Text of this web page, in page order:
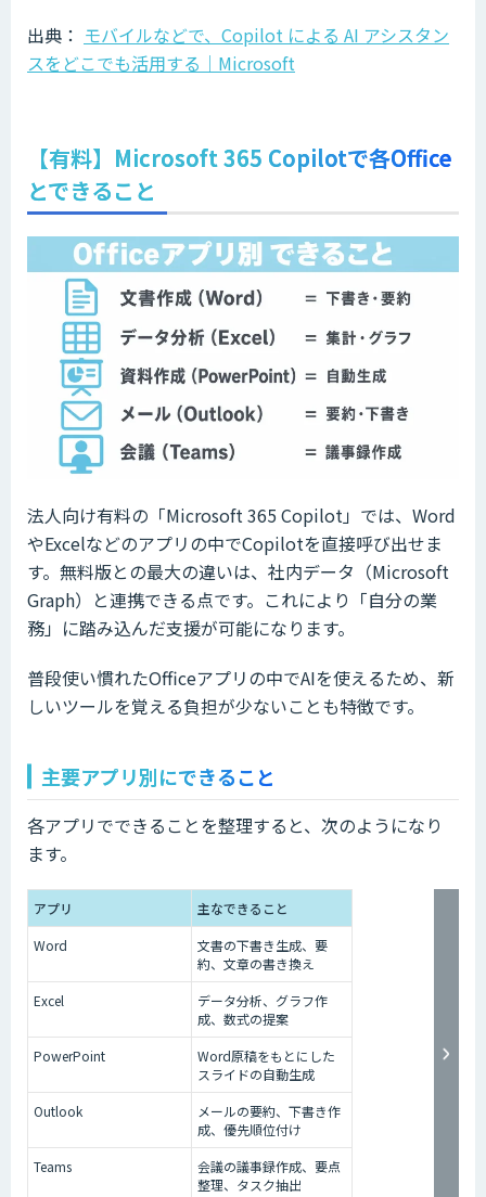
出典： モバイルなどで、Copilot による AI アシスタン
スをどこでも活用する｜Microsoft
【有料】Microsoft 365 Copilotで各Office
とできること
法人向け有料の「Microsoft 365 Copilot」では、Word
やExcelなどのアプリの中でCopilotを直接呼び出せま
す。無料版との最大の違いは、社内データ（Microsoft
Graph）と連携できる点です。これにより「自分の業
務」に踏み込んだ支援が可能になります。
普段使い慣れたOfficeアプリの中でAIを使えるため、新
しいツールを覚える負担が少ないことも特徴です。
主要アプリ別にできること
各アプリでできることを整理すると、次のようになり
ます。
アプリ
主なできること
Word
文書の下書き生成、要
約、文章の書き換え
Excel
データ分析、グラフ作
成、数式の提案
PowerPoint
Word原稿をもとにした
スライドの自動生成
Outlook
メールの要約、下書き作
成、優先順位付け
Teams
会議の議事録作成、要点
整理、タスク抽出